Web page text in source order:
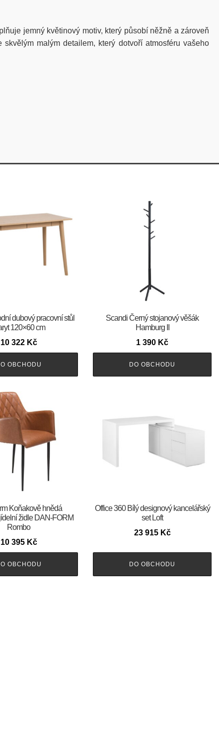
jemný květinový motiv, který působí něžně a zároveň
malým detailem, který dotvoří atmosféru vašeho
dubový pracovní stůl
120×60 cm
10 322 Kč
OBCHODU
Scandi Černý stojanový věšák
Hamburg II
1 390 Kč
DO OBCHODU
Koňakově hnědá
židle DAN-FORM
Rombo
10 395 Kč
OBCHODU
Office 360 Bílý designový kancelářský
set Loft
23 915 Kč
DO OBCHODU